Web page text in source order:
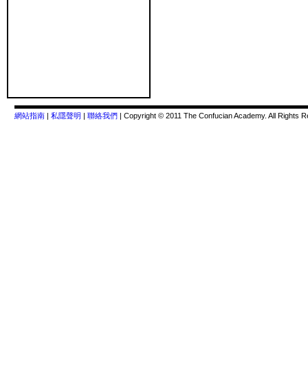
網站指南 | 私隱聲明 | 聯絡我們 | Copyright © 2011 The Confucian Academy. All Rights